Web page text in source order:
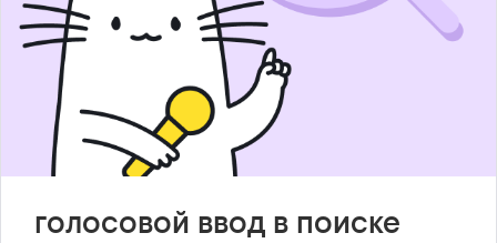
голосовой ввод в поиске